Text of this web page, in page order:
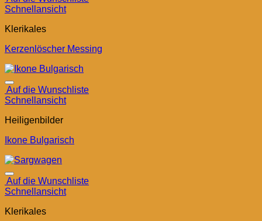
Schnellansicht
Klerikales
Kerzenlöscher Messing
Auf die Wunschliste
Schnellansicht
Heiligenbilder
Ikone Bulgarisch
Auf die Wunschliste
Schnellansicht
Klerikales